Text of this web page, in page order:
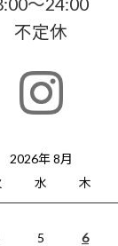
不定休
2026年 8月
水 木
5 6